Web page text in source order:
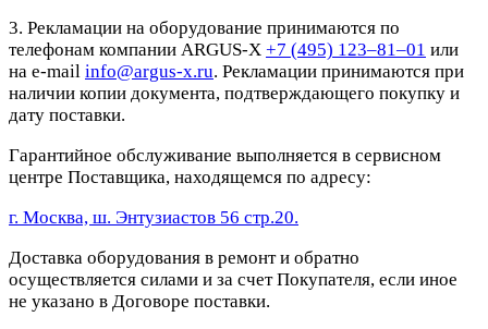
3. Рекламации на оборудование принимаются по
телефонам компании ARGUS-X +7 (495) 123–81–01 или
на e-mail info@argus-x.ru. Рекламации принимаются при
наличии копии документа, подтверждающего покупку и
дату поставки.
Гарантийное обслуживание выполняется в сервисном
центре Поставщика, находящемся по адресу:
г. Москва, ш. Энтузиастов 56 стр.20.
Доставка оборудования в ремонт и обратно
осуществляется силами и за счет Покупателя, если иное
не указано в Договоре поставки.